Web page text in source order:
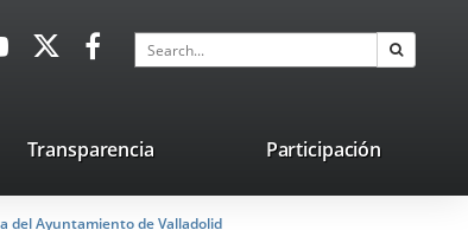
Link
Link
application.
application.
Search
Transparencia Participación
del Ayuntamiento de Valladolid